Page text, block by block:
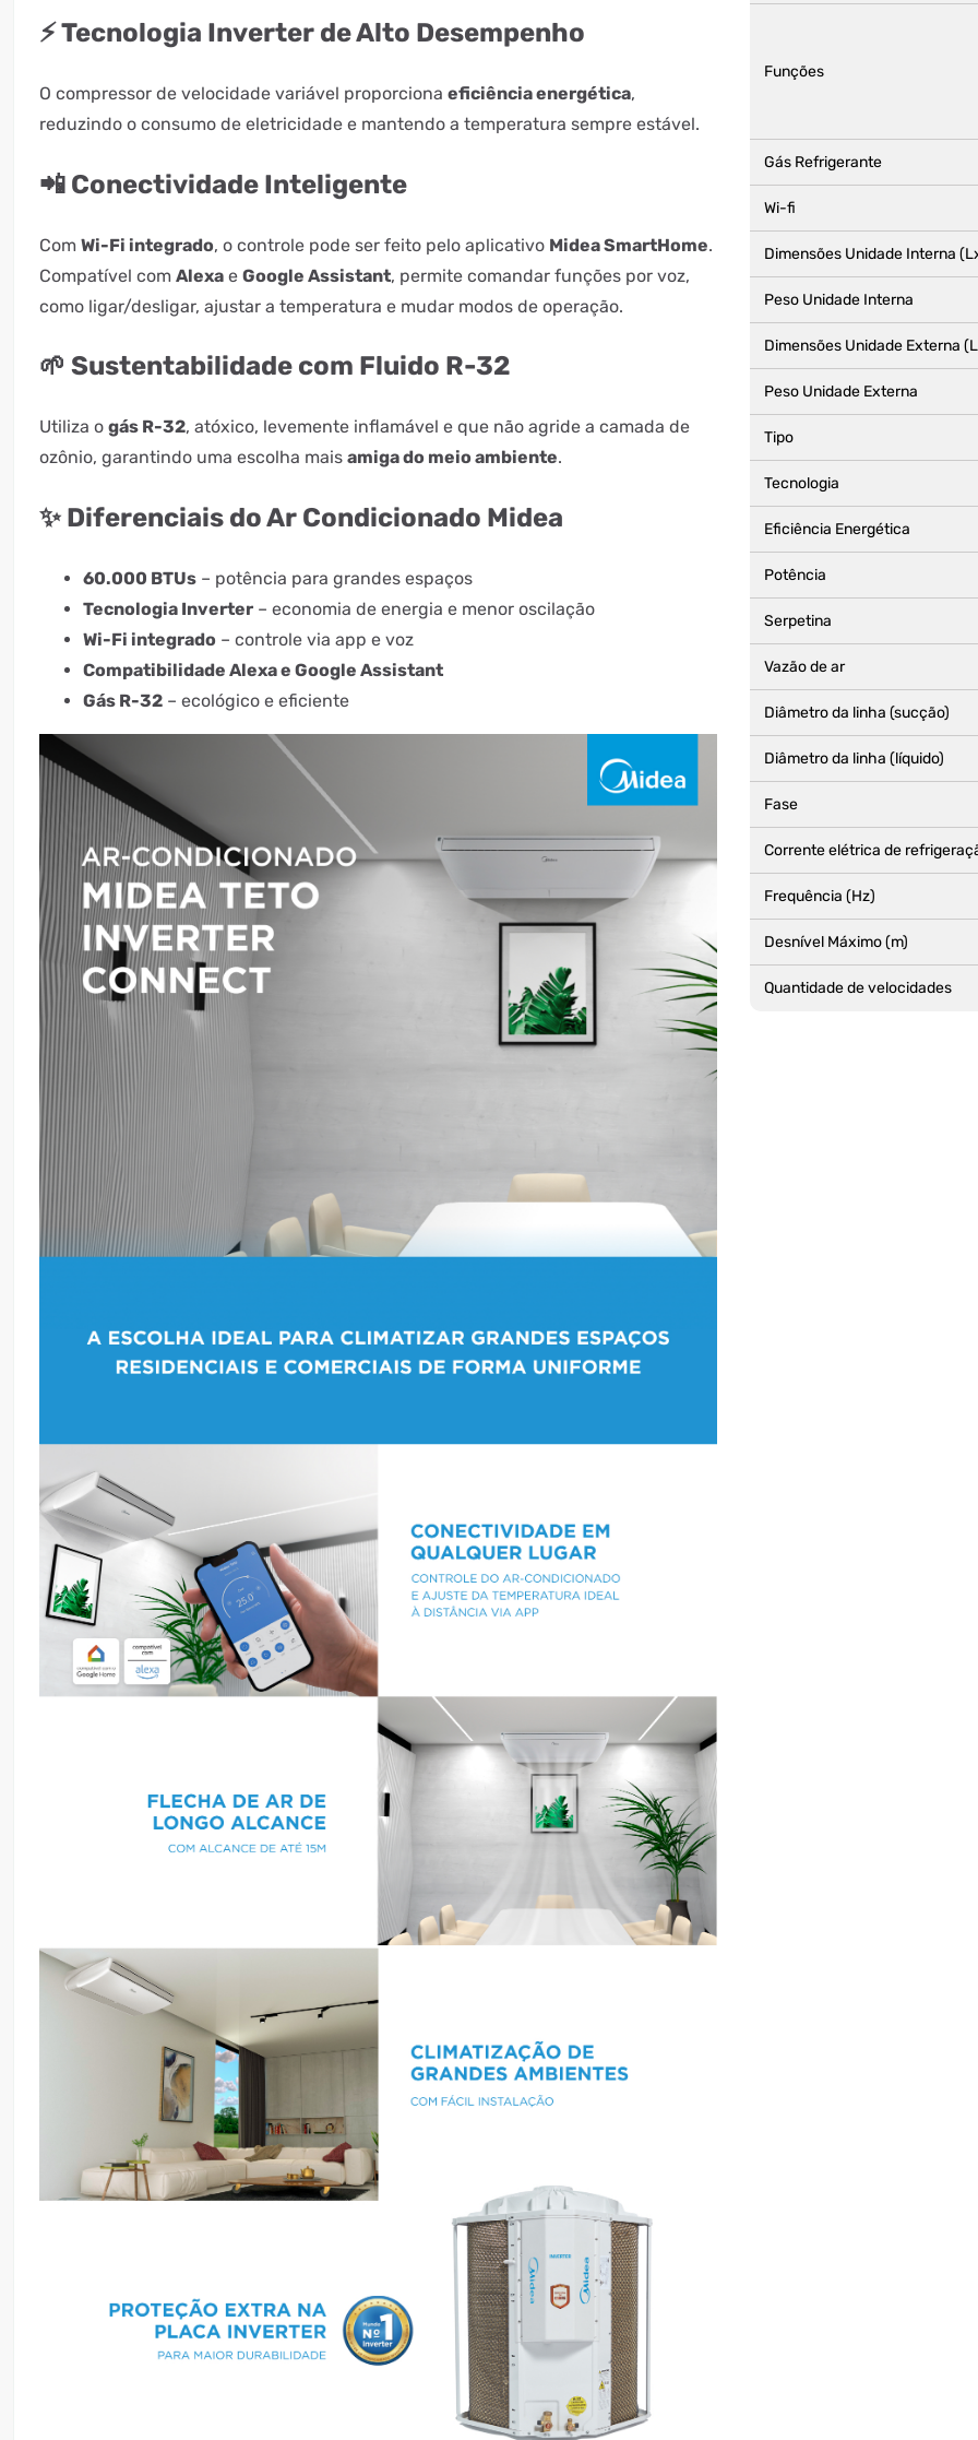
⚡ Tecnologia Inverter de Alto Desempenho
O compressor de velocidade variável proporciona eficiência energética,
reduzindo o consumo de eletricidade e mantendo a temperatura sempre estável.
📲 Conectividade Inteligente
Com Wi-Fi integrado, o controle pode ser feito pelo aplicativo Midea SmartHome.
Compatível com Alexa e Google Assistant, permite comandar funções por voz,
como ligar/desligar, ajustar a temperatura e mudar modos de operação.
🌱 Sustentabilidade com Fluido R-32
Utiliza o gás R-32, atóxico, levemente inflamável e que não agride a camada de
ozônio, garantindo uma escolha mais amiga do meio ambiente.
✨ Diferenciais do Ar Condicionado Midea
60.000 BTUs – potência para grandes espaços
Tecnologia Inverter – economia de energia e menor oscilação
Wi-Fi integrado – controle via app e voz
Compatibilidade Alexa e Google Assistant
Gás R-32 – ecológico e eficiente
Funções
Gás Refrigerante
Wi-fi
Dimensões Unidade Interna
Peso Unidade Interna
Dimensões Unidade Externa
Peso Unidade Externa
Tipo
Tecnologia
Eficiência Energética
Potência
Serpetina
Vazão de ar
Diâmetro da linha (sucção)
Diâmetro da linha (líquido)
Fase
Corrente elétrica de
Frequência (Hz)
Desnível Máximo (m)
Quantidade de velocidades